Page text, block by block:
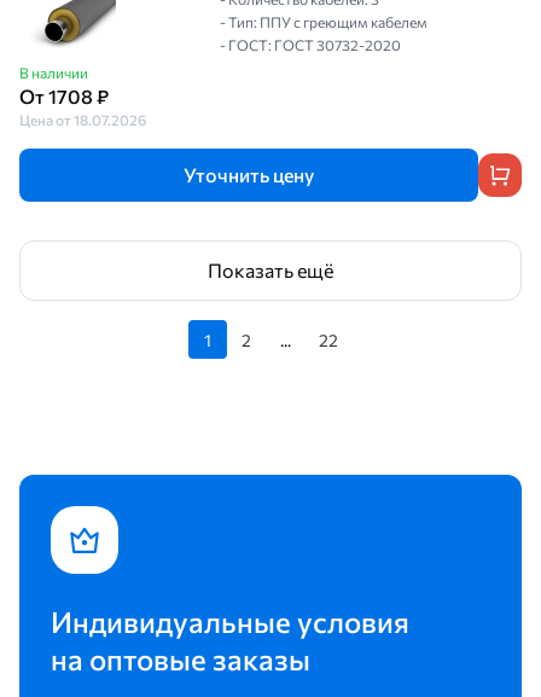
В наличии
От 1708 ₽
Цена от 18.07.2026
- Тип: ППУ с греющим кабелем
- ГОСТ: ГОСТ 30732-2020
Уточнить цену
Показать ещё
1 2 ... 22
Индивидуальные условия
на оптовые заказы